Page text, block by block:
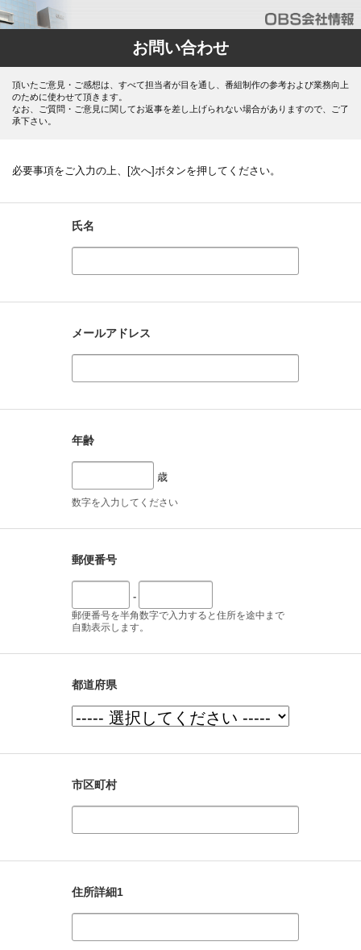
お問い合わせ
頂いたご意見・ご感想は、すべて担当者が目を通し、番組制作の参考および業務向上
のために使わせて頂きます。
なお、ご質問・ご意見に関してお返事を差し上げられない場合がありますので、ご了
承下さい。
必要事項をご入力の上、[次へ]ボタンを押してください。
氏名
メールアドレス
年齢
歳
数字を入力してください
郵便番号
-
郵便番号を半角数字で入力すると住所を途中まで
自動表示します。
都道府県
市区町村
住所詳細1